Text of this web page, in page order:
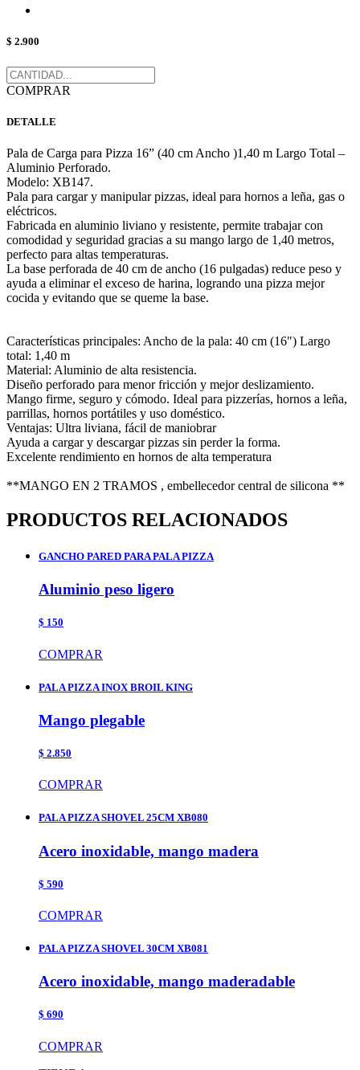
$ 2.900
COMPRAR
DETALLE
Pala de Carga para Pizza 16” (40 cm Ancho )1,40 m Largo Total –
Aluminio Perforado.
Modelo: XB147.
Pala para cargar y manipular pizzas, ideal para hornos a leña, gas o
eléctricos.
Fabricada en aluminio liviano y resistente, permite trabajar con
comodidad y seguridad gracias a su mango largo de 1,40 metros,
perfecto para altas temperaturas.
La base perforada de 40 cm de ancho (16 pulgadas) reduce peso y
ayuda a eliminar el exceso de harina, logrando una pizza mejor
cocida y evitando que se queme la base.
Características principales: Ancho de la pala: 40 cm (16") Largo
total: 1,40 m
Material: Aluminio de alta resistencia.
Diseño perforado para menor fricción y mejor deslizamiento.
Mango firme, seguro y cómodo. Ideal para pizzerías, hornos a leña,
parrillas, hornos portátiles y uso doméstico.
Ventajas: Ultra liviana, fácil de maniobrar
Ayuda a cargar y descargar pizzas sin perder la forma.
Excelente rendimiento en hornos de alta temperatura
**MANGO EN 2 TRAMOS , embellecedor central de silicona **
PRODUCTOS RELACIONADOS
GANCHO PARED PARA PALA PIZZA
Aluminio peso ligero
$ 150
COMPRAR
PALA PIZZA INOX BROIL KING
Mango plegable
$ 2.850
COMPRAR
PALA PIZZA SHOVEL 25CM XB080
Acero inoxidable, mango madera
$ 590
COMPRAR
PALA PIZZA SHOVEL 30CM XB081
Acero inoxidable, mango maderadable
$ 690
COMPRAR